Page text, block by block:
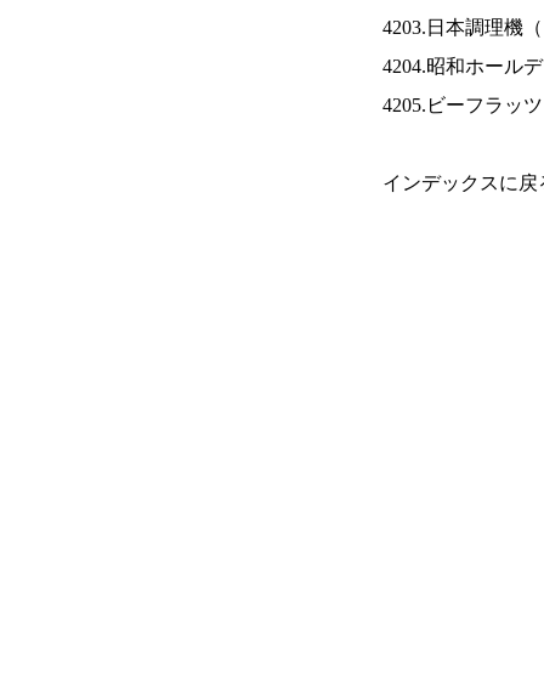
4203.日本調理機（
4204.昭和ホール
4205.ビーフラッ
インデックスに戻